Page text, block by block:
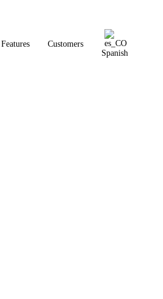
Features
Customers
Spanish